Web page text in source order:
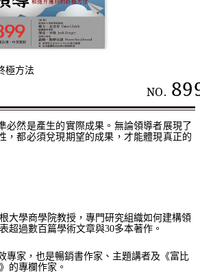
極方法
NO.
必然是產生的實際成果。無論領導者展現了
，都必須兌現期望的成果，才能體現真正的
大學商學院教授，專門研究組織如何建構領
超過數百篇學術文章與30多本著作。
專家，也是暢銷書作家、主題講者及《富比
的專欄作家。